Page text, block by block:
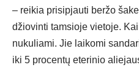
– rei­kia pri­si­pjau­ti ber­žo
džio­vin­ti tam­sio­je vie­to­je.
nu­ku­lia­mi. Jie lai­ko­mi
iki 5 pro­cen­tų ete­ri­nio